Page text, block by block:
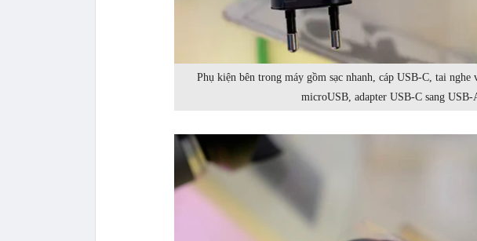
Phụ kiện bên trong máy gồm sạc nhanh, cáp USB-C, tai nghe
microUSB, adapter USB-C sang USB-